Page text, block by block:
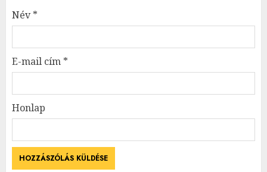
Név*
E-mail cím *
Honlap